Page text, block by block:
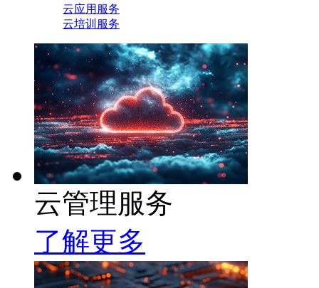
云应用服务
云培训服务
云管理服务
了解更多